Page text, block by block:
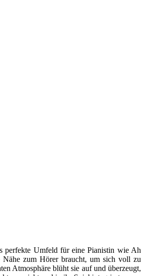
perfekte Umfeld für eine Pianistin wie Ah
zum Hörer braucht, um sich voll zu
Atmosphäre blüht sie auf und überzeugt,